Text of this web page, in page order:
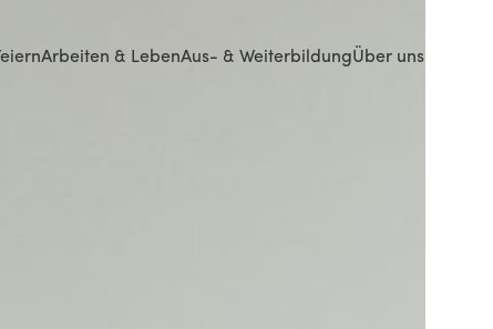
Arbeiten & LebenAus- & WeiterbildungÜber uns